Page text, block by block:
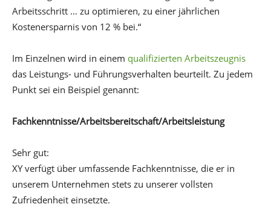
Arbeitsschritt … zu optimieren, zu einer jährlichen
Kostenersparnis von 12 % bei.“
Im Einzelnen wird in einem qualifizierten Arbeitszeugnis
das Leistungs- und Führungsverhalten beurteilt. Zu jedem
Punkt sei ein Beispiel genannt:
Fachkenntnisse/Arbeitsbereitschaft/Arbeitsleistung
Sehr gut:
XY verfügt über umfassende Fachkenntnisse, die er in
unserem Unternehmen stets zu unserer vollsten
Zufriedenheit einsetzte.